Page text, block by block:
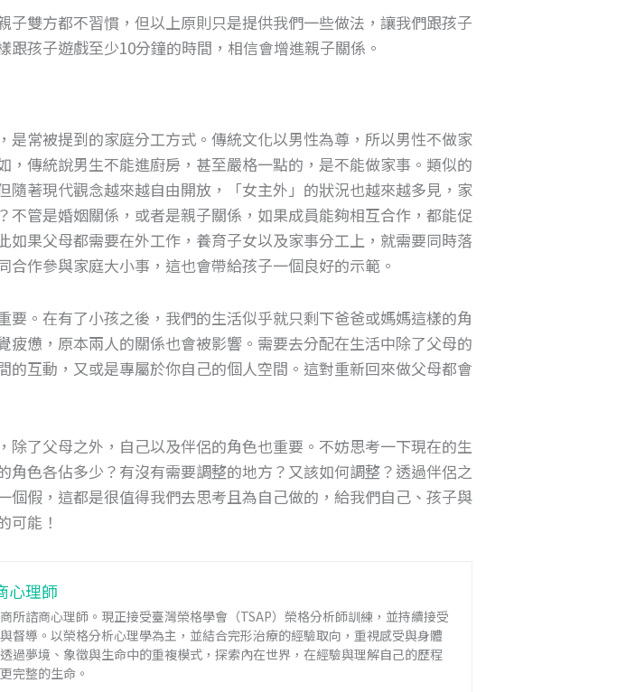
子雙方都不習慣，但以上原則只是提供我們一些做法，讓我們跟孩子
跟孩子遊戲至少10分鐘的時間，相信會增進親子關係。
是常被提到的家庭分工方式。傳統文化以男性為尊，所以男性不做家
，傳統說男生不能進廚房，甚至嚴格一點的，是不能做家事。類似的
隨著現代觀念越來越自由開放，「女主外」的狀況也越來越多見，家
不管是婚姻關係，或者是親子關係，如果成員能夠相互合作，都能促
如果父母都需要在外工作，養育子女以及家事分工上，就需要同時落
合作參與家庭大小事，這也會帶給孩子一個良好的示範。
要。在有了小孩之後，我們的生活似乎就只剩下爸爸或媽媽這樣的角
疲憊，原本兩人的關係也會被影響。需要去分配在生活中除了父母的
的互動，又或是專屬於你自己的個人空間。這對重新回來做父母都會
除了父母之外，自己以及伴侶的角色也重要。不妨思考一下現在的生
角色各佔多少？有沒有需要調整的地方？又該如何調整？透過伴侶之
個假，這都是很值得我們去思考且為自己做的，給我們自己、孩子與
可能！
心理師
所諮商心理師。現正接受臺灣榮格學會（TSAP）榮格分析師訓練，並持續接受
督導。以榮格分析心理學為主，並結合完形治療的經驗取向，重視感受與身體
過夢境、象徵與生命中的重複模式，探索內在世界，在經驗與理解自己的歷程
完整的生命。